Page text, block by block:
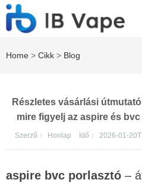
Home > Cikk > Blog
Részletes vásárlási
mire figyelj az aspire és
Szerző： Honlap Idő： 2026-01-
aspire bvc porlasztó –